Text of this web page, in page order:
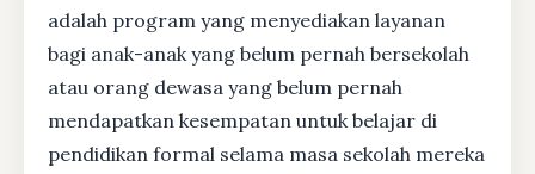
adalah program yang menyediakan layanan
bagi anak-anak yang belum pernah bersekolah
atau orang dewasa yang belum pernah
mendapatkan kesempatan untuk belajar di
pendidikan formal selama masa sekolah mereka